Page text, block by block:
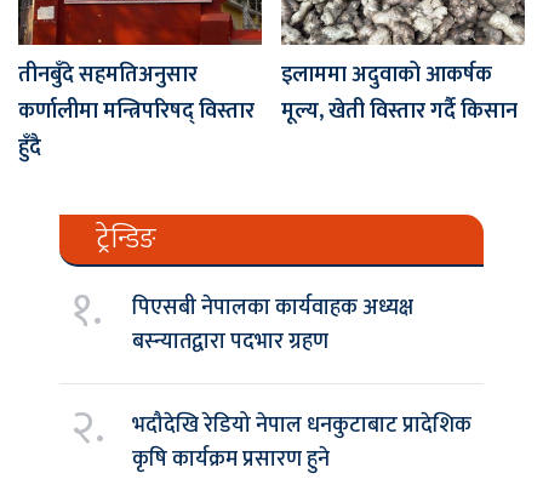
तीनबुँदे सहमतिअनुसार
कर्णालीमा मन्त्रिपरिषद् विस्तार
हुँदै
इलाममा अदुवाको आकर्षक
मूल्य, खेती विस्तार गर्दै किसान
ट्रेन्डिङ
१.
पिएसबी नेपालका कार्यवाहक अध्यक्ष
बस्न्यातद्वारा पदभार ग्रहण
२.
भदौदेखि रेडियो नेपाल धनकुटाबाट प्रादेशिक
कृषि कार्यक्रम प्रसारण हुने